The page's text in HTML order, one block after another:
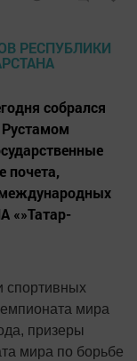
собрался
Рустамом
почета,
международных
«»Татар-
спортивных
мира
призеры
мира по борьбе